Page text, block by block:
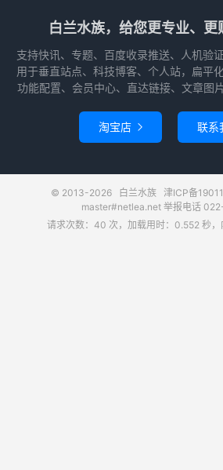
白兰水族，给您更专业、更
支持快讯、专题、百度收录推送、人机验
用于垂直站点、科技博客、个人站，扁平
功能配置、会员中心、直达链接、文章图
淘宝店  联系
© 2013-2026 白兰水族 津ICP备
master#netlea.net 举报电话
请求次数：40 次，加载用时：0.552 秒